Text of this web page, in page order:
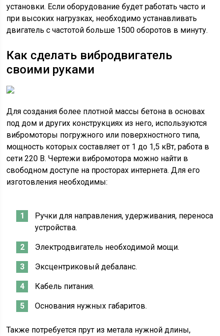
установки. Если оборудование будет работать часто и
при высоких нагрузках, необходимо устанавливать
двигатель с частотой больше 1500 оборотов в минуту.
Как сделать вибродвигатель
своими руками
Для создания более плотной массы бетона в основах
под дом и других конструкциях из него, используются
вибромоторы погружного или поверхностного типа,
мощность которых составляет от 1 до 1,5 кВт, работа в
сети 220 В. Чертежи вибромотора можно найти в
свободном доступе на просторах интернета. Для его
изготовления необходимы:
Ручки для направления, удерживания, переноса
устройства.
Электродвигатель необходимой мощи.
Эксцентриковый дебаланс.
Кабель питания.
Основания нужных габаритов.
Также потребуется прут из метала нужной длины,